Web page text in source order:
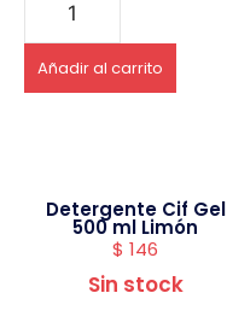
Añadir al carrito
Detergente Cif Gel
500 ml Limón
$ 146
Sin stock